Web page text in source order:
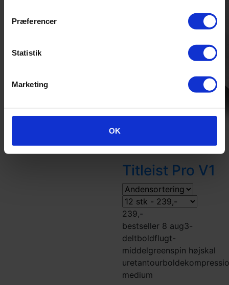
Præferencer
Statistik
Marketing
OK
Titleist Pro V1
239,-
bestseller 8 aug3-
deltboldflugt-
middelgreenspin højskal
uretantourbolde
medium